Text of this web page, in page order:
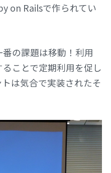
on Railsで作られてい
の課題は移動！利用
ことで定期利用を促し
は気合で実装されたそ